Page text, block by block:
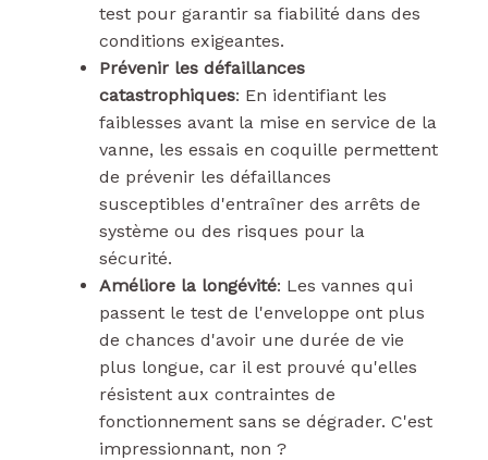
test pour garantir sa fiabilité dans des
conditions exigeantes.
Prévenir les défaillances
catastrophiques: En identifiant les
faiblesses avant la mise en service de la
vanne, les essais en coquille permettent
de prévenir les défaillances
susceptibles d'entraîner des arrêts de
système ou des risques pour la
sécurité.
Améliore la longévité: Les vannes qui
passent le test de l'enveloppe ont plus
de chances d'avoir une durée de vie
plus longue, car il est prouvé qu'elles
résistent aux contraintes de
fonctionnement sans se dégrader. C'est
impressionnant, non ?